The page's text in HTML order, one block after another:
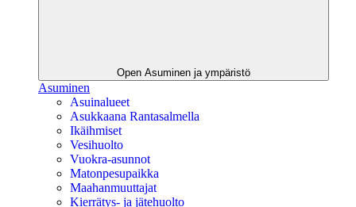
Open Asuminen ja ympäristö
Asuminen
Asuinalueet
Asukkaana Rantasalmella
Ikäihmiset
Vesihuolto
Vuokra-asunnot
Matonpesupaikka
Maahanmuuttajat
Kierrätys- ja jätehuolto